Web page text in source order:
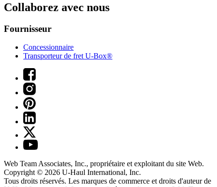
Collaborez avec nous
Fournisseur
Concessionnaire
Transporteur de fret U-Box®
Web Team Associates, Inc., propriétaire et exploitant du site Web.
Copyright © 2026 U-Haul International, Inc.
Tous droits réservés. Les marques de commerce et droits d'auteur de